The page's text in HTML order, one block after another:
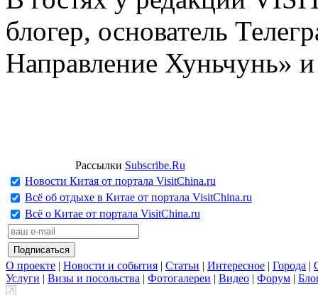
блогер, основатель
Направление Хуньчунь»
Рассылки Subscribe.Ru
Новости Китая от портала VisitChina.ru
Всё об отдыхе в Китае от портала VisitChina.ru
Всё о Китае от портала VisitChina.ru
О проекте | Новости и события | Статьи | Интересное | Города |
Услуги | Визы и посольства | Фотогалереи | Видео | Форум |